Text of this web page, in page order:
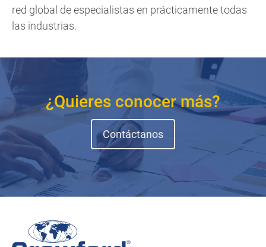
red global de especialistas en prácticamente todas
las industrias.
¿Quieres conocer más?
Contáctanos